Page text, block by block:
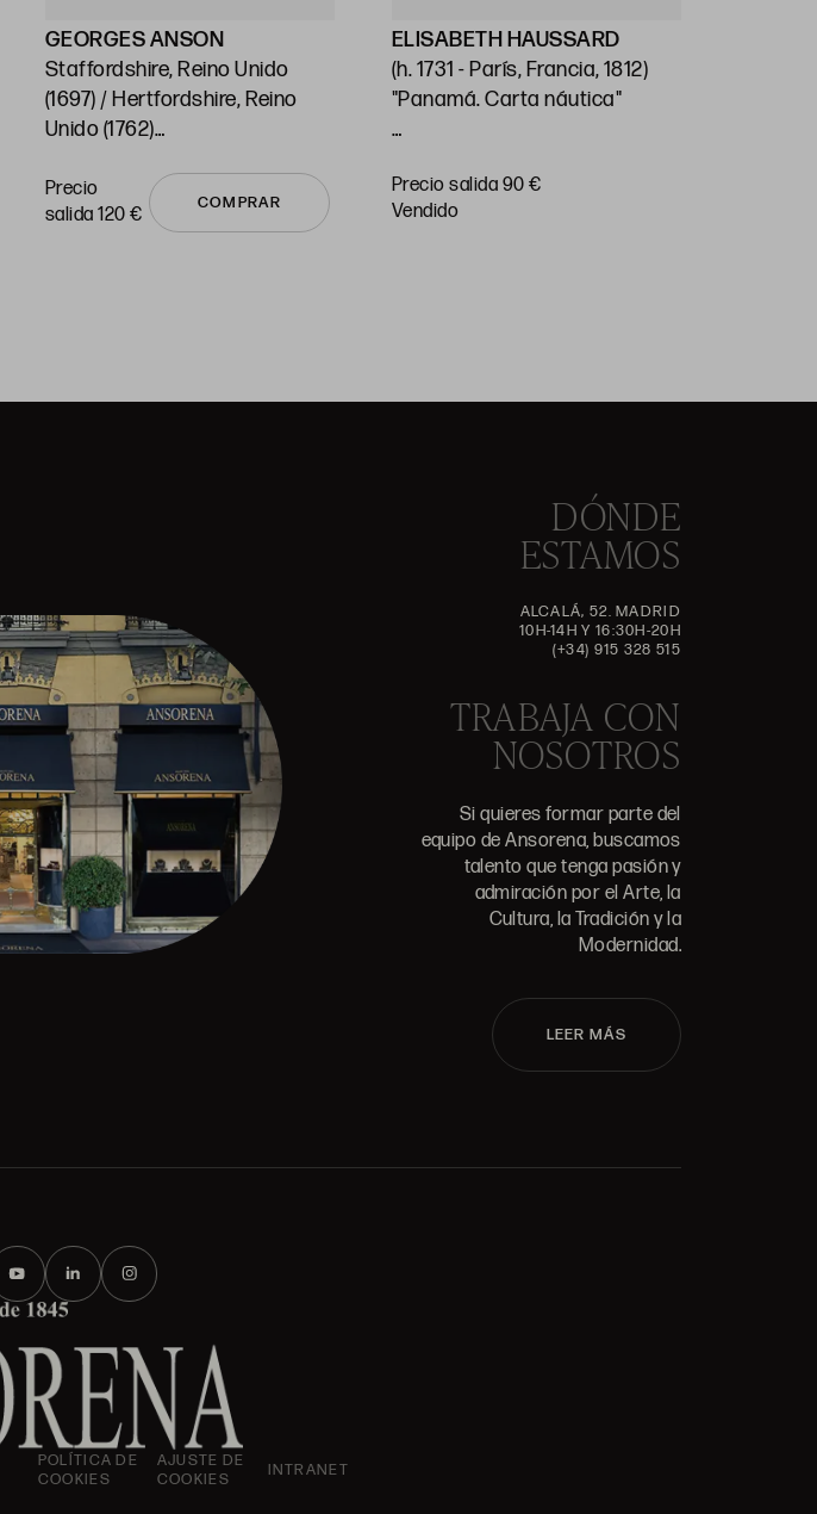
GEORGES ANSON
Staffordshire, Reino Unido
(1697) / Hertfordshire, Reino
Unido (1762)
Huella: 21,5 x 38 cm c/u
Precio
salida 120 €
COMPRAR
ELISABETH HAUSSARD
(h. 1731 - París, Francia, 1812)
"Panamá. Carta náutica"
Precio salida 90 €
vendido
DÓNDE
ESTAMOS
ALCALÁ, 52. MADRID
10H-14H Y 16:30H-20H
(+34) 915 328 515
TRABAJA CON
NOSOTROS
Si quieres formar parte del
equipo de Ansorena, buscamos
talento que tenga pasión y
admiración por el Arte, la
Cultura, la Tradición y la
Modernidad.
LEER MÁS
POLÍTICA DE
COOKIES
AJUSTE DE
COOKIES
INTRANET